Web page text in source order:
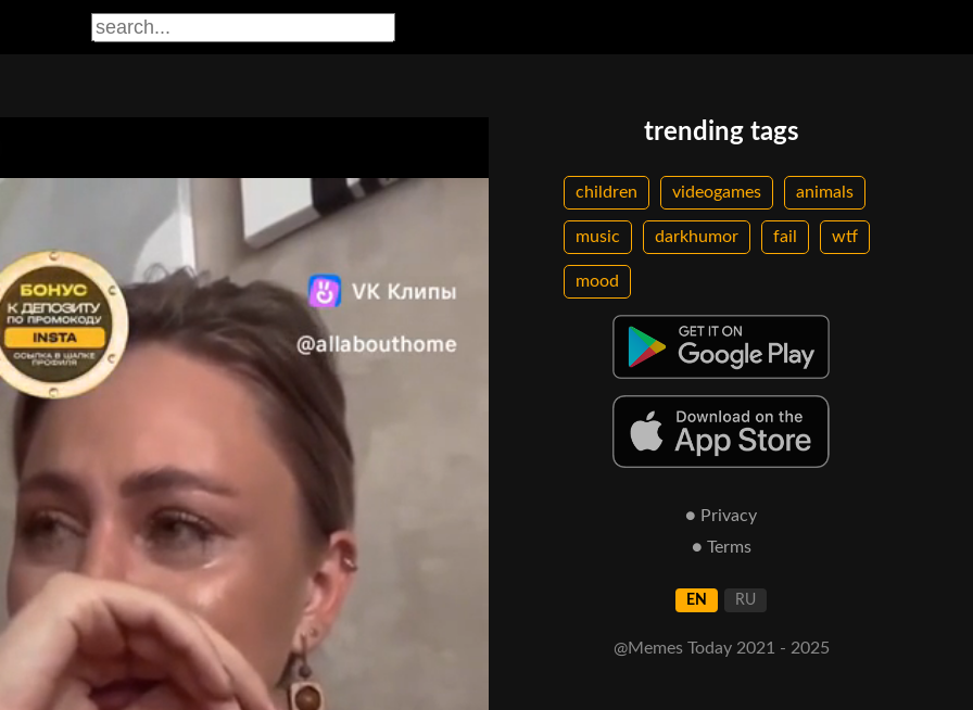
trending tags
children videogames animals
music darkhumor fail wtf
mood
● Privacy
● Terms
EN RU
@Memes Today 2021 - 2025